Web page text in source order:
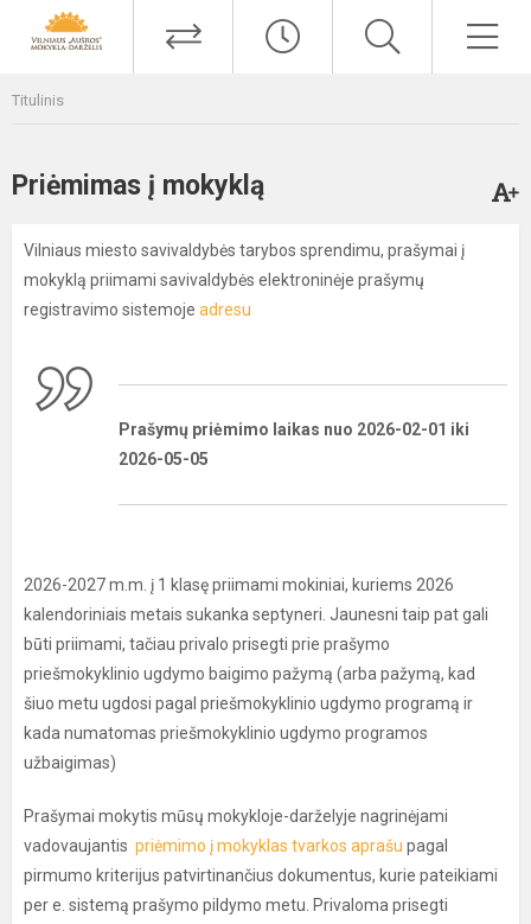
Titulinis
Priėmimas į mokyklą
Vilniaus miesto savivaldybės tarybos sprendimu, prašymai į
mokyklą priimami savivaldybės elektroninėje prašymų
registravimo sistemoje adresu
Prašymų priėmimo laikas nuo 2026-02-01 iki
2026-05-05
2026-2027 m.m. į 1 klasę priimami mokiniai, kuriems 2026
kalendoriniais metais sukanka septyneri. Jaunesni taip pat gali
būti priimami, tačiau privalo prisegti prie prašymo
priešmokyklinio ugdymo baigimo pažymą (arba pažymą, kad
šiuo metu ugdosi pagal priešmokyklinio ugdymo programą ir
kada numatomas priešmokyklinio ugdymo programos
užbaigimas)
Prašymai mokytis mūsų mokykloje-darželyje nagrinėjami
vadovaujantis priėmimo į mokyklas tvarkos aprašu pagal
pirmumo kriterijus patvirtinančius dokumentus, kurie pateikiami
per e. sistemą prašymo pildymo metu. Privaloma prisegti